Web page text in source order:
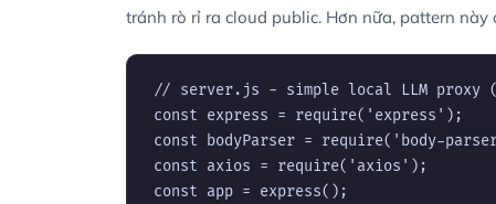
tránh rò rỉ ra cloud public. Hơn nữa, pattern
// server.js - simple local LLM proxy
const express = require('express');
const bodyParser = require('body-
const axios = require('axios');
const app = express();